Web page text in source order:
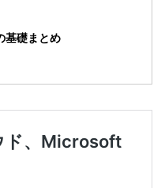
基礎まとめ